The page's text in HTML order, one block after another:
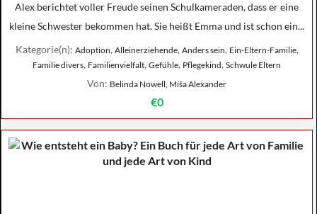
Alex berichtet voller Freude seinen Schulkameraden, dass er eine
kleine Schwester bekommen hat. Sie heißt Emma und ist schon ein...
Kategorie(n): Adoption, Alleinerziehende, Anders sein, Ein-Eltern-Familie,
Familie divers, Familienvielfalt, Gefühle, Pflegekind, Schwule Eltern
Von: Belinda Nowell, Míša Alexander
€0